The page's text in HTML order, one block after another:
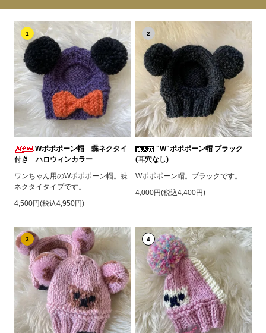
1
Wポポポーン帽 蝶ネクタイ
付き ハロウィンカラー
ワンちゃん用のWポポポーン帽。蝶
ネクタイタイプです。
4,500円(税込4,950円)
2
"W"ポポポーン帽 ブラック
(耳穴なし)
Wポポポーン帽。ブラックです。
4,000円(税込4,400円)
3 4